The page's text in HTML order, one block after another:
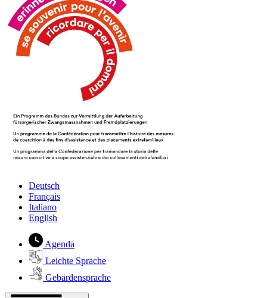
Deutsch
Français
Italiano
English
Agenda
Leichte Sprache
Gebärdensprache